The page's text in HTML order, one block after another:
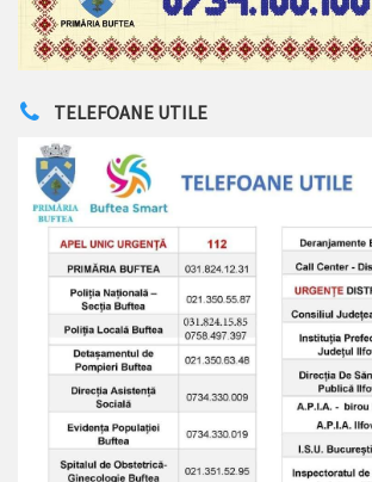
TELEFOANE UTILE